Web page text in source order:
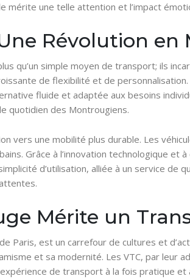
une telle attention et l’impact
Révolution en
qu’un simple moyen de transport; ils
de flexibilité et de
fluide et adaptée aux besoins
quotidien des Montrougiens.
vers une mobilité plus durable. Les
Grâce à l’innovation technologique
d’utilisation, alliée à un service de
Mérite un
Paris, est un carrefour de cultures et
et sa modernité. Les VTC, par leur
de transport à la fois pratique